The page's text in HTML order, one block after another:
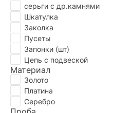
серьги с др.камнями
Шкатулка
Заколка
Пусеты
Запонки (шт)
Цепь с подвеской
Материал
Золото
Платина
Серебро